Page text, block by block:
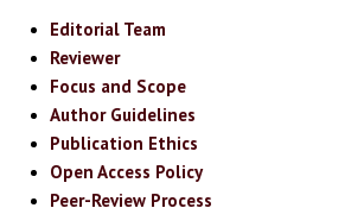
Editorial Team
Reviewer
Focus and Scope
Author Guidelines
Publication Ethics
Open Access Policy
Peer-Review Process